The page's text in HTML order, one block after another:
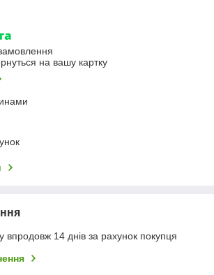
на вашу картку
впродовж 14 днів за рахунок покупця